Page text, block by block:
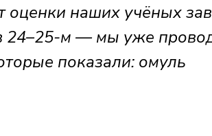
наших учёных
24–25-м — мы уже
показали: омуль